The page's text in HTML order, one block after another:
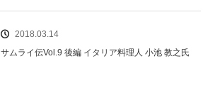
2018.03.14
サムライ伝Vol.9 後編 イタリア料理人 小池 教之氏